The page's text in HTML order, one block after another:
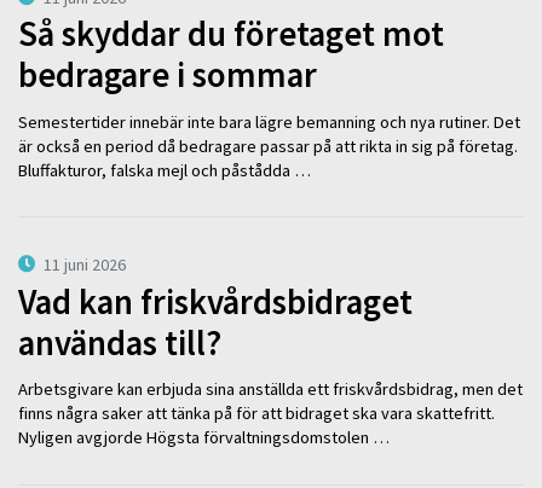
Så skyddar du företaget mot
bedragare i sommar
Semestertider innebär inte bara lägre bemanning och nya rutiner. Det
är också en period då bedragare passar på att rikta in sig på företag.
Bluffakturor, falska mejl och påstådda …
11 juni 2026
Vad kan friskvårdsbidraget
användas till?
Arbetsgivare kan erbjuda sina anställda ett friskvårdsbidrag, men det
finns några saker att tänka på för att bidraget ska vara skattefritt.
Nyligen avgjorde Högsta förvaltningsdomstolen …